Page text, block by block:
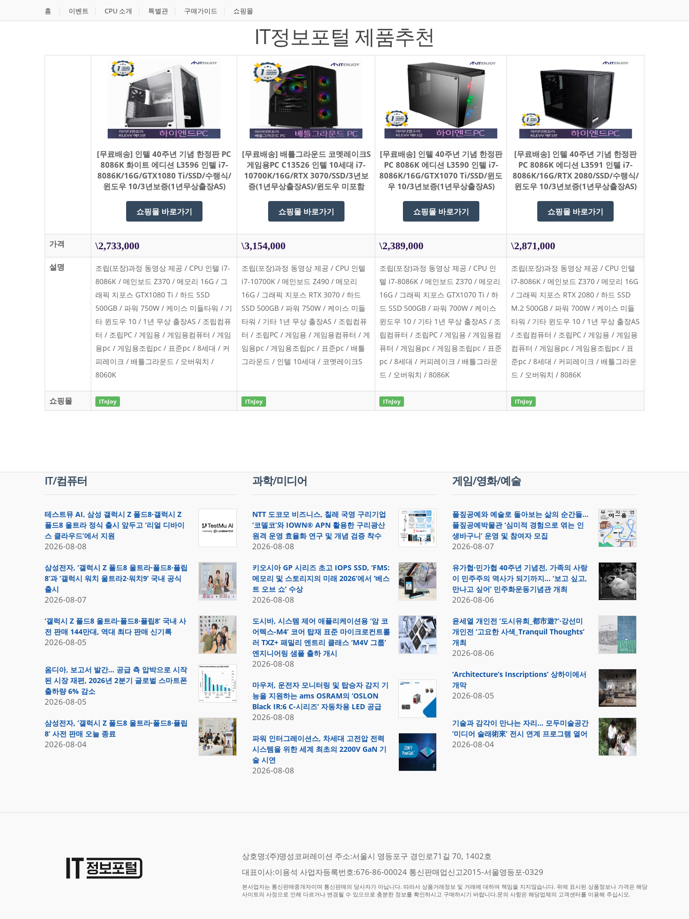
홈 이벤트 CPU 소개 특별관 구매가이드 쇼핑몰
IT정보포털 제품추천
[무료배송] 인텔 40주년 기념 한정판 PC
8086K 화이트 에디션 L3596 인텔 i7-
8086K/16G/GTX1080 Ti/SSD/수랭식/
윈도우 10/3년보증(1년무상출장AS)
[무료배송] 배틀그라운드 코멧레이크S
게임용PC C13526 인텔 10세대 i7-
10700K/16G/RTX 3070/SSD/3년보
증(1년무상출장AS)/윈도우 미포함
[무료배송] 인텔 40주년 기념 한정판
PC 8086K 에디션 L3590 인텔 i7-
8086K/16G/GTX1070 Ti/SSD/윈도
우 10/3년보증(1년무상출장AS)
[무료배송] 인텔 40주년 기념 한정판
PC 8086K 에디션 L3591 인텔 i7-
8086K/16G/RTX 2080/SSD/수랭식/
윈도우 10/3년보증(1년무상출장AS)
쇼핑몰 바로가기 쇼핑몰 바로가기 쇼핑몰 바로가기 쇼핑몰 바로가기
가격 \2,733,000 \3,154,000 \2,389,000 \2,871,000
설명
조립(포장)과정 동영상 제공 / CPU 인텔 i7-
8086K / 메인보드 Z370 / 메모리 16G / 그
래픽 지포스 GTX1080 Ti / 하드 SSD
500GB / 파워 750W / 케이스 미들타워 / 기
타 윈도우 10 / 1년 무상 출장AS / 조립컴퓨
터 / 조립PC / 게임용 / 게임용컴퓨터 / 게임
용pc / 게임용조립pc / 표준pc / 8세대 / 커
피레이크 / 배틀그라운드 / 오버워치 /
8060K
조립(포장)과정 동영상 제공 / CPU 인텔
i7-10700K / 메인보드 Z490 / 메모리
16G / 그래픽 지포스 RTX 3070 / 하드
SSD 500GB / 파워 750W / 케이스 미들
타워 / 기타 1년 무상 출장AS / 조립컴퓨
터 / 조립PC / 게임용 / 게임용컴퓨터 / 게
임용pc / 게임용조립pc / 표준pc / 배틀
그라운드 / 인텔 10세대 / 코멧레이크S
조립(포장)과정 동영상 제공 / CPU 인
텔 i7-8086K / 메인보드 Z370 / 메모리
16G / 그래픽 지포스 GTX1070 Ti / 하
드 SSD 500GB / 파워 700W / 케이스
윈도우 10 / 기타 1년 무상 출장AS / 조
립컴퓨터 / 조립PC / 게임용 / 게임용컴
퓨터 / 게임용pc / 게임용조립pc / 표준
pc / 8세대 / 커피레이크 / 배틀그라운
드 / 오버워치 / 8086K
조립(포장)과정 동영상 제공 / CPU 인텔
i7-8086K / 메인보드 Z370 / 메모리 16G
/ 그래픽 지포스 RTX 2080 / 하드 SSD
M.2 500GB / 파워 700W / 케이스 미들
타워 / 기타 윈도우 10 / 1년 무상 출장AS
/ 조립컴퓨터 / 조립PC / 게임용 / 게임용
컴퓨터 / 게임용pc / 게임용조립pc / 표
준pc / 8세대 / 커피레이크 / 배틀그라운
드 / 오버워치 / 8086K
쇼핑몰 ITnJoy ITnJoy ITnJoy ITnJoy
IT/컴퓨터
테스트뮤 AI, 삼성 갤럭시 Z 폴드8·갤럭시 Z
폴드8 울트라 정식 출시 앞두고 ‘리얼 디바이
스 클라우드’에서 지원
2026-08-08
삼성전자, ‘갤럭시 Z 폴드8 울트라·폴드8·플립
8’과 ‘갤럭시 워치 울트라2·워치9’ 국내 공식
출시
2026-08-07
‘갤럭시 Z 폴드8 울트라·폴드8·플립8’ 국내 사
전 판매 144만대, 역대 최다 판매 신기록
2026-08-05
옴디아, 보고서 발간… 공급 측 압박으로 시작
된 시장 재편, 2026년 2분기 글로벌 스마트폰
출하량 6% 감소
2026-08-05
삼성전자, ‘갤럭시 Z 폴드8 울트라·폴드8·플립
8’ 사전 판매 오늘 종료
2026-08-04
과학/미디어
NTT 도코모 비즈니스, 칠레 국영 구리기업
‘코델코’와 IOWN® APN 활용한 구리광산
원격 운영 효율화 연구 및 개념 검증 착수
2026-08-08
키오시아 GP 시리즈 초고 IOPS SSD, ‘FMS:
메모리 및 스토리지의 미래 2026’에서 ‘베스
트 오브 쇼’ 수상
2026-08-08
도시바, 시스템 제어 애플리케이션용 ‘암 코
어텍스-M4’ 코어 탑재 표준 마이크로컨트롤
러 TXZ+ 패밀리 엔트리 클래스 ‘M4V 그룹’
엔지니어링 샘플 출하 개시
2026-08-08
마우저, 운전자 모니터링 및 탑승자 감지 기
능을 지원하는 ams OSRAM의 ‘OSLON
Black IR:6 C-시리즈’ 자동차용 LED 공급
2026-08-08
파워 인터그레이션스, 차세대 고전압 전력
시스템을 위한 세계 최초의 2200V GaN 기
술 시연
2026-08-08
게임/영화/예술
풀짚공예와 예술로 돌아보는 삶의 순간들…
풀짚공예박물관 ‘심미적 경험으로 엮는 인
생바구니’ 운영 및 참여자 모집
2026-08-07
유가협·민가협 40주년 기념전, 가족의 사랑
이 민주주의 역사가 되기까지… ‘보고 싶고,
만나고 싶어’ 민주화운동기념관 개최
2026-08-06
윤세열 개인전 ‘도시유희_都市遊?’·강선미
개인전 ‘고요한 사색_Tranquil Thoughts’
개최
2026-08-06
‘Architecture’s Inscriptions’ 상하이에서
개막
2026-08-05
기술과 감각이 만나는 자리… 모두미술공간
‘미디어 술래術來’ 전시 연계 프로그램 열어
2026-08-04
상호명:(주)명성코퍼레이션 주소:서울시 영등포구 경인로71길 70, 1402호
대표이사:이용석 사업자등록번호:676-86-00024 통신판매업신고2015-서울영등포-0329
본사업자는 통신판매중개자이며 통신판매의 당사자가 아닙니다. 따라서 상품거래정보 및 거래에 대하여 책임을 지지않습니다. 위에 표시된 상품정보나 가격은 해당
사이트의 사정으로 인해 다르거나 변경될 수 있으므로 충분한 정보를 확인하시고 구매하시기 바랍니다.문의 사항은 해당업체의 고객센터를 이용해 주십시오.